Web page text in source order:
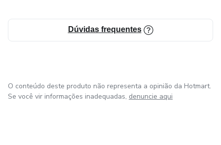
Dúvidas frequentes
O conteúdo deste produto não representa a opinião da Hotmart.
Se você vir informações inadequadas, denuncie aqui